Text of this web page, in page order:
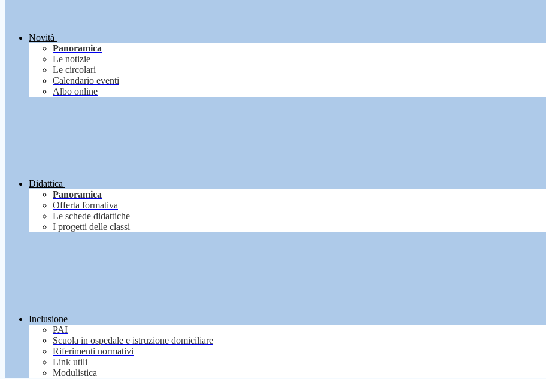
Novità
Panoramica
Le notizie
Le circolari
Calendario eventi
Albo online
Didattica
Panoramica
Offerta formativa
Le schede didattiche
I progetti delle classi
Inclusione
PAI
Scuola in ospedale e istruzione domiciliare
Riferimenti normativi
Link utili
Modulistica